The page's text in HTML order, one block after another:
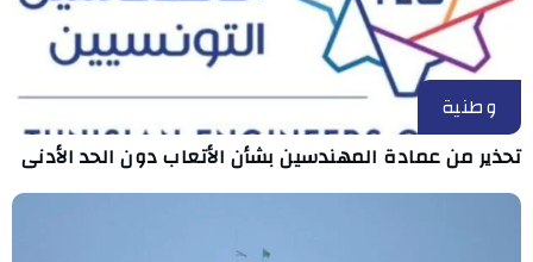
وطنية
تحذير من عمادة المهندسين بشأن الأتعاب دون الحد الأدنى